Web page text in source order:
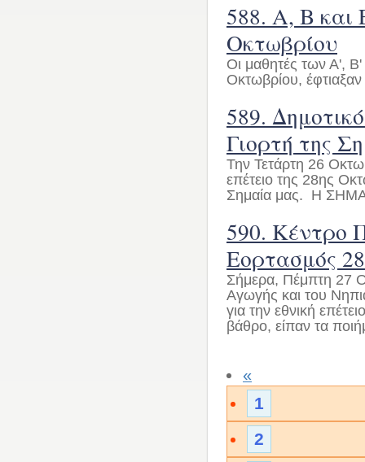
588. Α, Β και
Οκτωβρίου
Οι μαθητές των Α', Β'
Οκτωβρίου,
589.
Γιορτή της
Την Τετάρτη 26
επέτειο της 28ης
Σημαία μας. Η
590. Κέντρο
Εορτασμός
Σήμερα, Πέμπτη 27
Αγωγής και του
για την εθνική
βάθρο, είπαν τα
«
1
2